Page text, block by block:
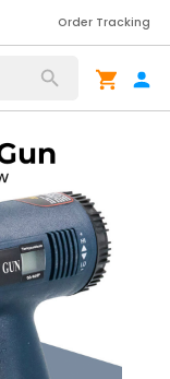
Order Tracking